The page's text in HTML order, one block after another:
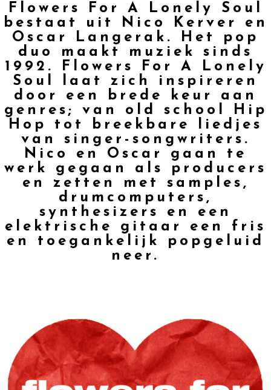
Flowers For A Lonely Soul
bestaat uit Nico Kerver en
Oscar Langerak. Het pop
duo maakt muziek sinds
1992.
Flowers For A Lonely
Soul laat zich inspireren
door een brede keur aan
genres; van old school Hip
Hop tot breekbare liedjes
van singer-songwriters.
Nico en Oscar gaan te
werk gegaan als producers
en zetten met samples,
drumcomputers,
synthesizers en een
elektrische gitaar een fris
en toegankelijk popgeluid
neer.